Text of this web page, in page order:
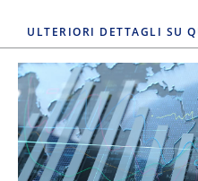
ULTERIORI DETTAGLI SU